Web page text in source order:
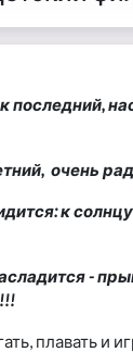
последний,
очень
к
-
плавать и